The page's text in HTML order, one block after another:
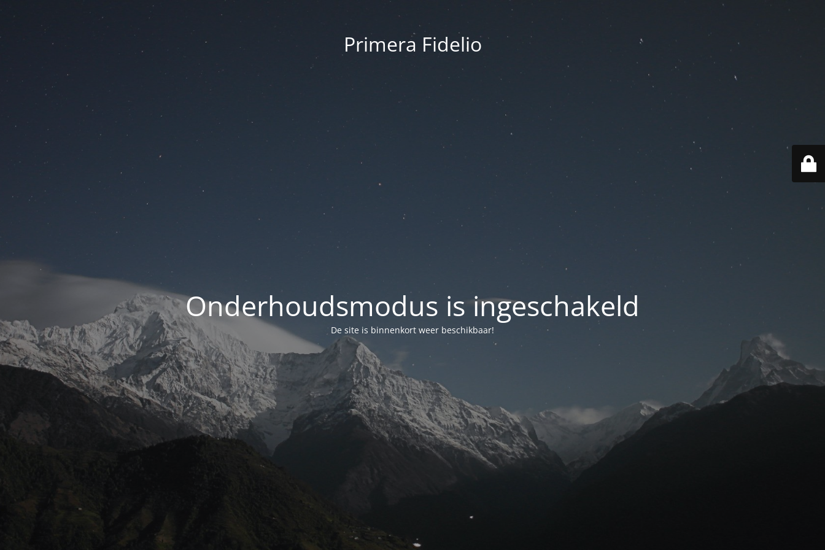
Primera Fidelio
Onderhoudsmodus is ingeschakeld
De site is binnenkort weer beschikbaar!